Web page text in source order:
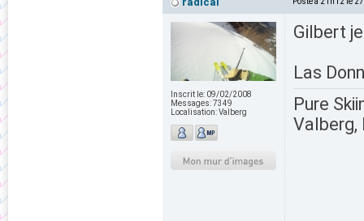
Inscrit le: 09/02/2008
Messages:7349
Localisation:Valberg
Gilbert
Las
Pure
Valberg,